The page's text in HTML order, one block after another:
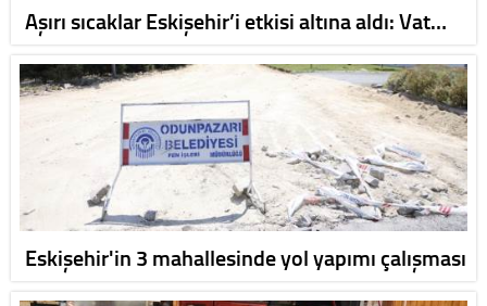
Aşırı sıcaklar Eskişehir’i etkisi altına aldı: Vat…
Eskişehir'in 3 mahallesinde yol yapımı çalışması